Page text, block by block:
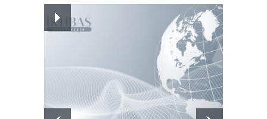
Japonya, nükleer silah
karşıtlığını teyid etmedi
6 Ağustos 2026